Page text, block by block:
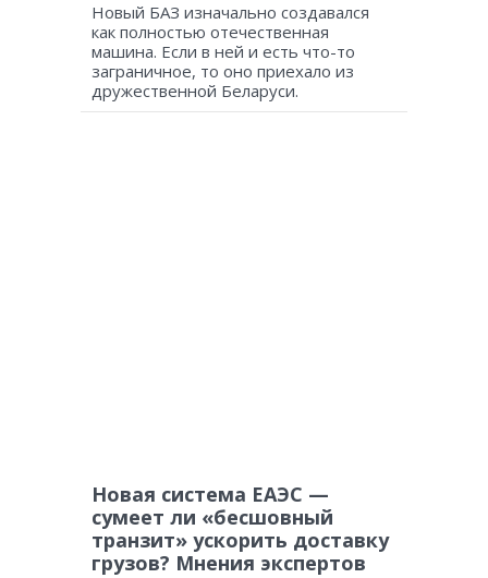
Новый БАЗ изначально создавался
как полностью отечественная
машина. Если в ней и есть что-то
заграничное, то оно приехало из
дружественной Беларуси.
Новая система ЕАЭС —
сумеет ли «бесшовный
транзит» ускорить доставку
грузов? Мнения экспертов